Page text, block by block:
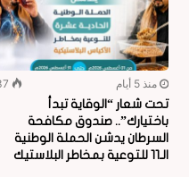
منذ 5 أيام
تحت شعار “الوقاية تبدأ
باختيارك”.. صندوق مكافحة
السرطان يدشن الحملة الوطنية
الـ11 للتوعية بمخاطر البلاستيك